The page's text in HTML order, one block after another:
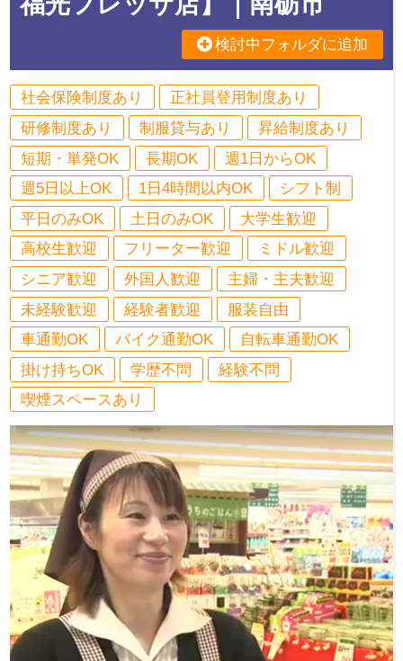
検討中フォルダに追加
社会保険制度あり
正社員登用制度あり
研修制度あり
制服貸与あり
昇給制度あり
短期・単発OK
長期OK
週1日からOK
週5日以上OK
1日4時間以内OK
シフト制
平日のみOK
土日のみOK
大学生歓迎
高校生歓迎
フリーター歓迎
ミドル歓迎
シニア歓迎
外国人歓迎
主婦・主夫歓迎
未経験歓迎
経験者歓迎
服装自由
車通勤OK
バイク通勤OK
自転車通勤OK
掛け持ちOK
学歴不問
経験不問
喫煙スペースあり